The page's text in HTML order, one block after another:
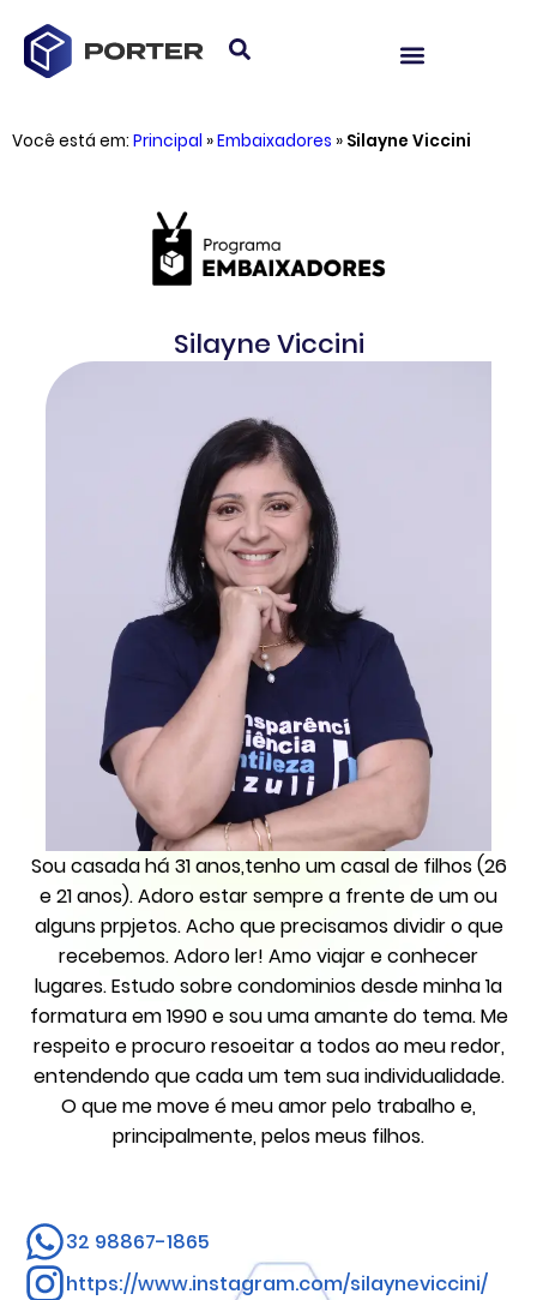
Você está em: Principal »Embaixadores » Silayne Viccini
Silayne Viccini
Sou casada há 31 anos,tenho um casal de filhos (26
e 21 anos). Adoro estar sempre a frente de um ou
alguns prpjetos. Acho que precisamos dividir o que
recebemos. Adoro ler! Amo viajar e conhecer
lugares. Estudo sobre condominios desde minha 1a
formatura em 1990 e sou uma amante do tema. Me
respeito e procuro resoeitar a todos ao meu redor,
entendendo que cada um tem sua individualidade.
O que me move é meu amor pelo trabalho e,
principalmente, pelos meus filhos.
32 98867-1865
https://www.instagram.com/silayneviccini/